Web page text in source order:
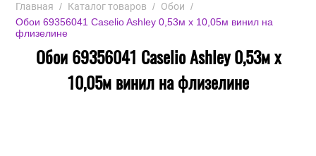
Главная / Каталог товаров / Обои /
Обои 69356041 Caselio Ashley 0,53м x 10,05м винил на
флизелине
Обои 69356041 Caselio Ashley 0,53м x
10,05м винил на флизелине